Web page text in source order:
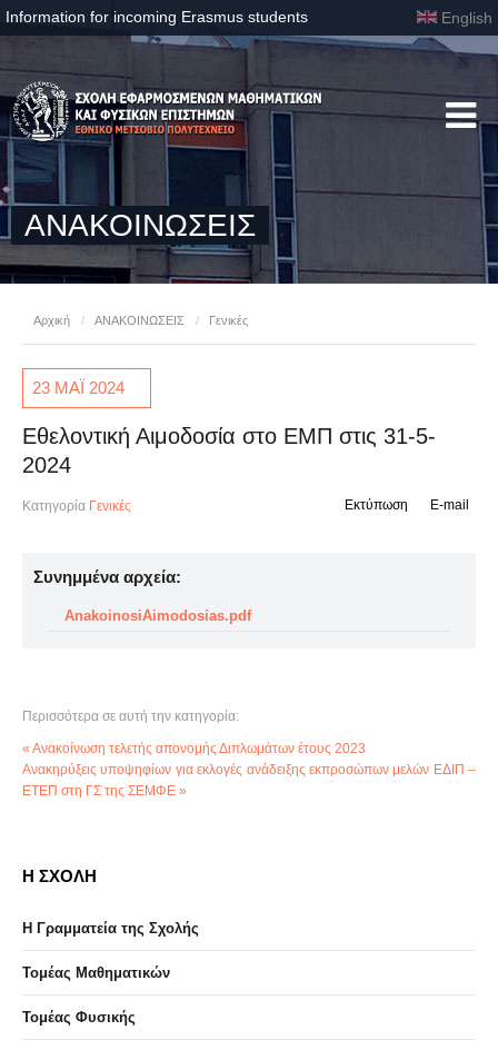
Information for incoming Erasmus students English
ΑΝΑΚΟΙΝΩΣΕΙΣ
Αρχική / ΑΝΑΚΟΙΝΩΣΕΙΣ / Γενικές
23 ΜΑΪ 2024
Εθελοντική Αιμοδοσία στο ΕΜΠ στις 31-5-
2024
Κατηγορία Γενικές E-mail
Εκτύπωση
Συνημμένα αρχεία:
AnakoinosiAimodosias.pdf
Περισσότερα σε αυτή την κατηγορία:
« Ανακοίνωση τελετής απονομής Διπλωμάτων έτους 2023
Ανακηρύξεις υποψηφίων για εκλογές ανάδειξης εκπροσώπων μελών ΕΔΙΠ –
ΕΤΕΠ στη ΓΣ της ΣΕΜΦΕ »
Η ΣΧΟΛΗ
Η Γραμματεία της Σχολής
Τομέας Μαθηματικών
Τομέας Φυσικής